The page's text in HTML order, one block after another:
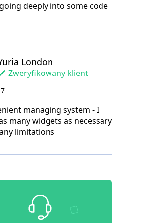
deeply into some code
London
Zweryfikowany klient
managing system - I
many widgets as necessary
limitations